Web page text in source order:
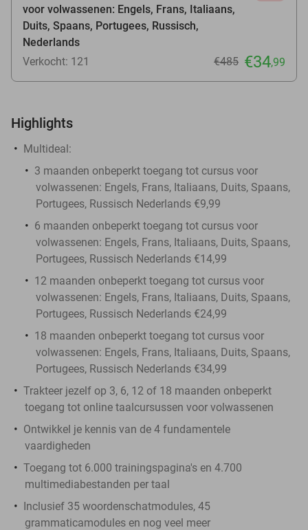
voor volwassenen: Engels, Frans, Italiaans,
Duits, Spaans, Portugees, Russisch,
Nederlands
Verkocht: 121 €485 €34,99
Highlights
Multideal:
3 maanden onbeperkt toegang tot cursus voor
volwassenen: Engels, Frans, Italiaans, Duits, Spaans,
Portugees, Russisch Nederlands €9,99
6 maanden onbeperkt toegang tot cursus voor
volwassenen: Engels, Frans, Italiaans, Duits, Spaans,
Portugees, Russisch Nederlands €14,99
12 maanden onbeperkt toegang tot cursus voor
volwassenen: Engels, Frans, Italiaans, Duits, Spaans,
Portugees, Russisch Nederlands €24,99
18 maanden onbeperkt toegang tot cursus voor
volwassenen: Engels, Frans, Italiaans, Duits, Spaans,
Portugees, Russisch Nederlands €34,99
Trakteer jezelf op 3, 6, 12 of 18 maanden onbeperkt
toegang tot online taalcursussen voor volwassenen
Ontwikkel je kennis van de 4 fundamentele
vaardigheden
Toegang tot 6.000 trainingspagina's en 4.700
multimediabestanden per taal
Inclusief 35 woordenschatmodules, 45
grammaticamodules en nog veel meer